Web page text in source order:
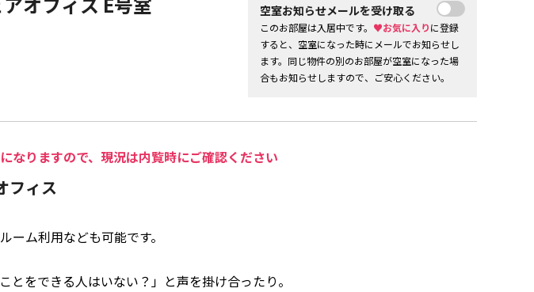
空室お知らせメールを受け取る
このお部屋は入居中です。 ♥お気に入りに登録
すると、空室になった時にメールでお知らせし
ます。同じ物件の別のお部屋が空室になった場
合もお知らせしますので、ご安心ください。
なりますので、現況は内覧時にご確認ください
フィス
ーム利用なども可能です。
とをできる人はいない？」と声を掛け合ったり。